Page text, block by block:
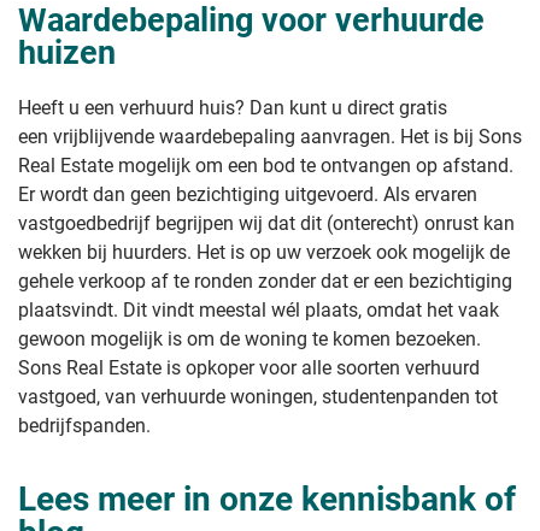
Waardebepaling voor verhuurde
huizen
Heeft u een verhuurd huis? Dan kunt u direct gratis
een vrijblijvende waardebepaling aanvragen. Het is bij Sons
Real Estate mogelijk om een bod te ontvangen op afstand.
Er wordt dan geen bezichtiging uitgevoerd. Als ervaren
vastgoedbedrijf begrijpen wij dat dit (onterecht) onrust kan
wekken bij huurders. Het is op uw verzoek ook mogelijk de
gehele verkoop af te ronden zonder dat er een bezichtiging
plaatsvindt. Dit vindt meestal wél plaats, omdat het vaak
gewoon mogelijk is om de woning te komen bezoeken.
Sons Real Estate is opkoper voor alle soorten verhuurd
vastgoed, van verhuurde woningen, studentenpanden tot
bedrijfspanden.
Lees meer in onze kennisbank of